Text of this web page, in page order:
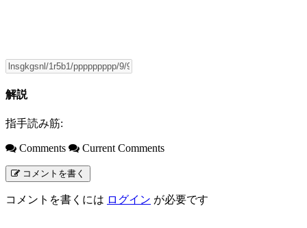
解説
指手読み筋:
Comments Current Comments
コメントを書く
コメントを書くには ログイン が必要です